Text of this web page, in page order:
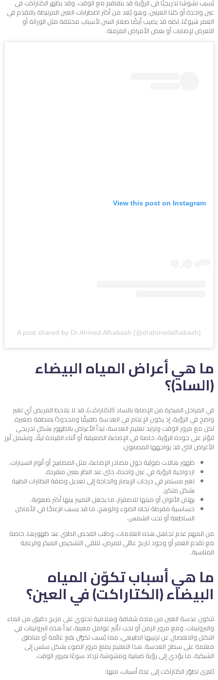
يُسبب تشوشًا تدريجيًا في الرؤية قد يتفاقم مع الوقت. وقد يظهر الكتاراكت في
عين واحدة أو كلتا العينين، وهو يُعد من أكثر اضطرابات العين المرتبطة بالتقدم في
العمر شيوعًا، لكنه قد يصيب أيضًا صغار السن لأسباب مختلفة مثل الوراثة أو
التعرض لإصابات أو بعض الأمراض المزمنة.
View this post on Instagram
A post shared by Dr Ahmed Alhabash (@drahmedalhabash)
ما هي أعراض المياه البيضاء
(الساد)؟
في المراحل المبكرة من الإصابة بالساد (الكتاراكت)، قد لا يلاحظ المريض أي تغير
واضح في الرؤية، إذ يكون الإعتام في العدسة طفيفًا ومحدودًا بمنطقة صغيرة.
لكن مع مرور الوقت وتزايد تعتيم العدسة، تبدأ الأعراض بالظهور بشكل تدريجي
لتؤثر على جودة الرؤية، خاصة في الإضاءة الضعيفة أو أثناء القيادة ليلًا. وتشمل أبرز
الأعراض التي قد يواجهها المصابون:
ظهور هالات ضوئية حول مصادر الإضاءة، مثل المصابيح أو أنوار السيارات.
ازدواجية الرؤية في عين واحدة، حتى عند النظر بعين منفردة.
تغير مستمر في درجات الإبصار والحاجة إلى تعديل وصفة النظارات الطبية
بشكل متكرر.
بهتان الألوان أو ميلها للاصفرار، ما يجعل التمييز بينها أكثر صعوبة.
حساسية مفرطة تجاه الضوء والوهج، ما قد يسبب انزعاجًا في الأماكن
الساطعة أو تحت الشمس.
من المهم عدم تجاهل هذه العلامات، وطلب الفحص الطبي عند ظهورها، خاصة
مع تقدم العمر أو وجود تاريخ عائلي للمرض، لتلقي التشخيص المبكر والرعاية
المناسبة.
ما هي أسباب تكوّن المياه
البيضاء (الكتاراكت) في العين؟
تتكون عدسة العين من مادة شفافة وهلامية تحتوي على مزيج دقيق من الماء
والبروتينات. ومع مرور الزمن أو تحت تأثير عوامل معينة، تبدأ هذه البروتينات في
التكتل والانفصال عن ترتيبها الطبيعي، مما يُسبب تكوُّن بقع غائمة أو مناطق
معتمة على سطح العدسة. هذا التعتيم يمنع مرور الضوء بشكل سلس إلى
الشبكية، ما يؤدي إلى رؤية ضبابية ومشوشة تزداد سوءًا بمرور الوقت.
يُعزى تطوّر الكتاراكت إلى عدة أسباب، منها: